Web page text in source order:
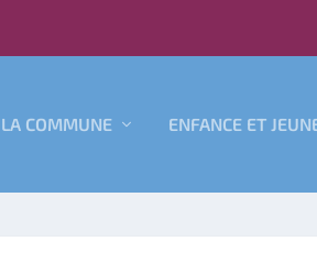
LA COMMUNE ENFANCE ET